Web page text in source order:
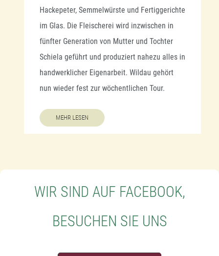
Hackepeter, Semmelwürste und Fertiggerichte
im Glas. Die Fleischerei wird inzwischen in
fünfter Generation von Mutter und Tochter
Schiela geführt und produziert nahezu alles in
handwerklicher Eigenarbeit. Wildau gehört
nun wieder fest zur wöchentlichen Tour.
MEHR LESEN
WIR SIND AUF FACEBOOK,
BESUCHEN SIE UNS